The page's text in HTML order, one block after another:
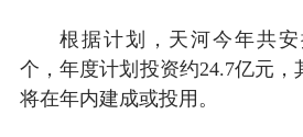
根据计划，天河今年共
个，年度计划投资约24.7亿元，
将在年内建成或投用。